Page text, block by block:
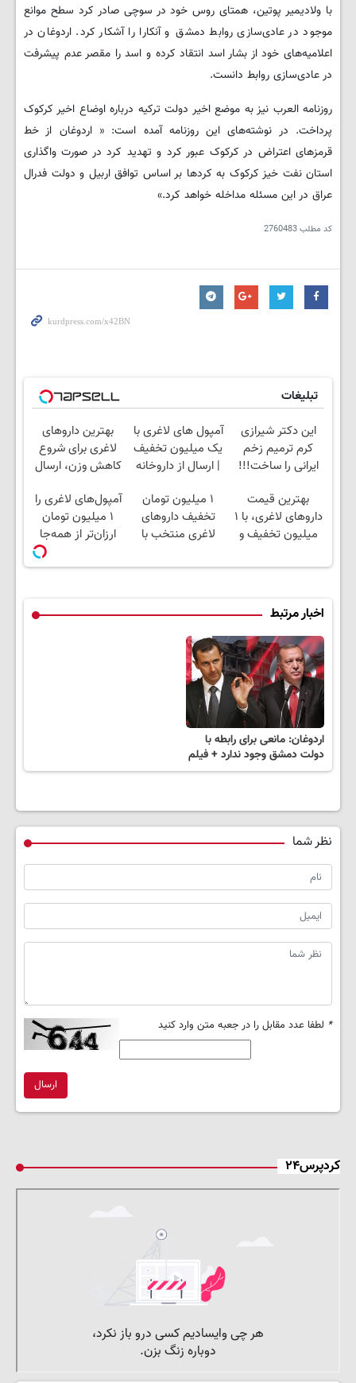
با ولادیمیر پوتین، همتای روس خود در سوچی صادر کرد سطح موانع
موجود در عادی‌سازی روابط دمشق و آنکارا را آشکار کرد. اردوغان در
اعلامیه‌های خود از بشار اسد انتقاد کرده و اسد را مقصر عدم پیشرفت
در عادی‌سازی روابط دانست.
روزنامه العرب نیز به موضع اخیر دولت ترکیه درباره اوضاع اخیر کرکوک
پرداخت. در نوشته‌های این روزنامه آمده است: « اردوغان از خط
قرمزهای اعتراض در کرکوک عبور کرد و تهدید کرد در صورت واگذاری
استان نفت خیز کرکوک به کردها بر اساس توافق اربیل و دولت فدرال
عراق در این مسئله مداخله خواهد کرد.»
کد مطلب2760483
تبلیغات
این دکتر شیرازی
کرم ترمیم زخم
ایرانی را ساخت!!!
آمپول های لاغری با
یک میلیون تخفیف
| ارسال از داروخانه
بهترین داروهای
لاغری برای شروع
کاهش وزن، ارسال
نزدیکت!
بهترین قیمت
داروهای لاغری، با ۱
میلیون تخفیف و
۱ میلیون تومان
تخفیف داروهای
لاغری منتخب با
نزدیکت
آمپول‌های لاغری را
۱ میلیون تومان
ارزان‌تر از همه‌جا
اخبار مرتبط
اردوغان: مانعی برای رابطه با
دولت دمشق وجود ندارد + فیلم
نظر شما
* لطفا عدد مقابل را در جعبه متن وارد کنید
ارسال
کردپرس۲۴